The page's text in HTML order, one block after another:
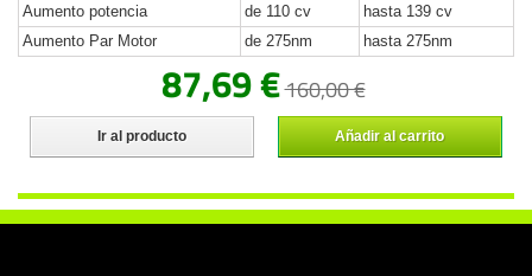
Aumento potencia de 110 cv
hasta 139 cv
Aumento Par Motor
de 275nm hasta 275nm
87,69 €160,00 €
Ir al producto Añadir al carrito